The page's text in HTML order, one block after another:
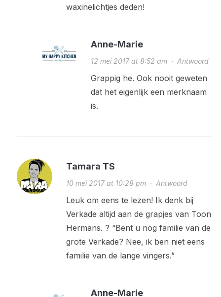
waxinelichtjes deden!
Anne-Marie
12 mei 2017 at 8:52 am· Antwoord
Grappig he. Ook nooit geweten
dat het eigenlijk een merknaam
is.
Tamara TS
10 mei 2017 at 10:28 pm· Antwoord
Leuk om eens te lezen! Ik denk bij
Verkade altijd aan de grapjes van Toon
Hermans. ? “Bent u nog familie van de
grote Verkade? Nee, ik ben niet eens
familie van de lange vingers.”
Anne-Marie